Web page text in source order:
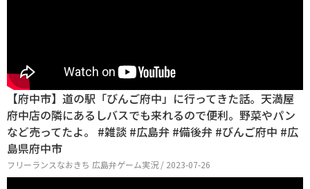
【府中市】道の駅「びんご府中」に行ってきた話。天満屋
府中店の隣にあるしバスでも来れるので便利。野菜やパン
など売ってたよ。 #雑談 #広島弁 #備後弁 #びんご府中 #広
島県府中市
フリーランスなおきち 広島弁ゲーム実況 / 2023-07-26